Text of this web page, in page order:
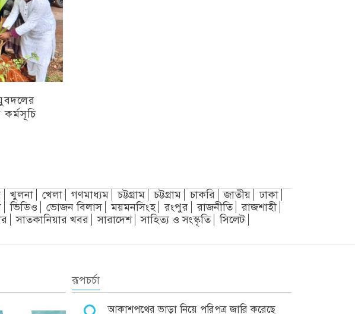
খুলনা খেলা গণমাধ্যম চট্টগ্রাম চট্টগ্রাম চাকরি জাতীয়
ঢাকা
ভিডিও ভোজন বিলাস ময়মনসিংহ রংপুর রাজনীতি
রাজশাহী
সাতকানিয়ার খবর সারাদেশ সাহিত্য ও সংস্কৃতি
সিলেট
রূপচর্চা
আকাশপথের ভাড়া নিয়ে পরিপত্র জারি করেছে